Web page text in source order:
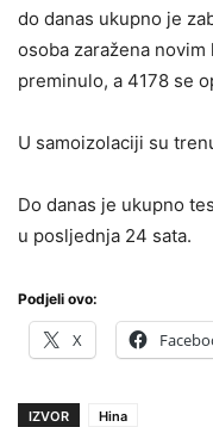
do danas ukupno je
osoba zaražena
preminulo, a 4178 se
U samoizolaciji su
Do danas je ukupno
u posljednja 24 sata.
Podjeli ovo:
X
IZVOR Hina